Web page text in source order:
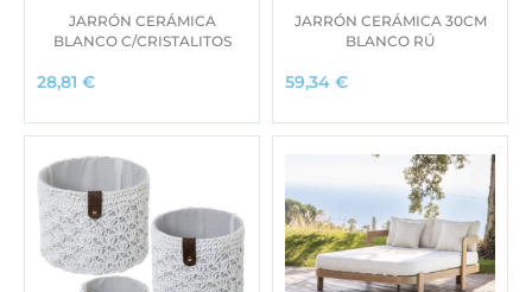
JARRÓN CERÁMICA
BLANCO C/CRISTALITOS
28,81 €
JARRÓN CERÁMICA 30CM
BLANCO RÚ
59,34 €